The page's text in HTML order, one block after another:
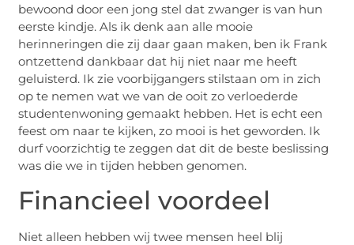
bewoond door een jong stel dat zwanger is van hun
eerste kindje. Als ik denk aan alle mooie
herinneringen die zij daar gaan maken, ben ik Frank
ontzettend dankbaar dat hij niet naar me heeft
geluisterd. Ik zie voorbijgangers stilstaan om in zich
op te nemen wat we van de ooit zo verloederde
studentenwoning gemaakt hebben. Het is echt een
feest om naar te kijken, zo mooi is het geworden. Ik
durf voorzichtig te zeggen dat dit de beste beslissing
was die we in tijden hebben genomen.
Financieel voordeel
Niet alleen hebben wij twee mensen heel blij